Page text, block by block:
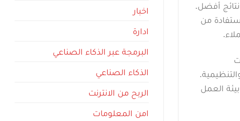
نتائج أفضل.
من
العمل
اخبار
ادارة
البرمجة عبر الذكاء الصناعي
الذكاء الصناعي
الربح من الانترنت
امن المعلومات